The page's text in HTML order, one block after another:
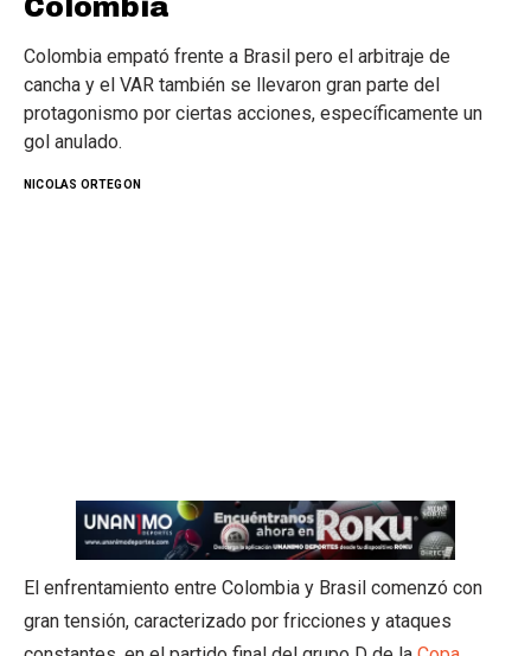
Colombia
Colombia empató frente a Brasil pero el arbitraje de
cancha y el VAR también se llevaron gran parte del
protagonismo por ciertas acciones, específicamente un
gol anulado.
NICOLAS ORTEGON
El enfrentamiento entre Colombia y Brasil comenzó con
gran tensión, caracterizado por fricciones y ataques